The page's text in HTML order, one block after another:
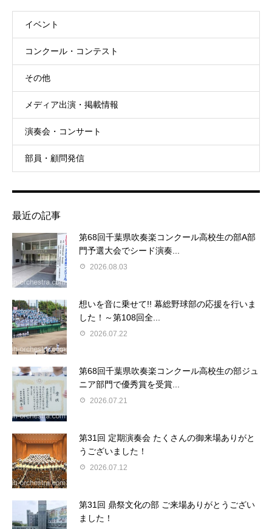
イベント
コンクール・コンテスト
その他
メディア出演・掲載情報
演奏会・コンサート
部員・顧問発信
最近の記事
第68回千葉県吹奏楽コンクール高校生の部A部
門予選大会でシード演奏...
2026.08.03
想いを音に乗せて!! 幕総野球部の応援を行いま
した！～第108回全...
2026.07.22
第68回千葉県吹奏楽コンクール高校生の部ジュ
ニア部門で優秀賞を受賞...
2026.07.21
第31回 定期演奏会 たくさんの御来場ありがと
うございました！
2026.07.12
第31回 鼎祭文化の部 ご来場ありがとうござい
ました！